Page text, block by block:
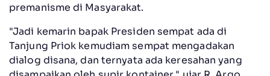
premanisme di Masyarakat.
"Jadi kemarin bapak Presiden sempat ada di
Tanjung Priok kemudiam sempat mengadakan
dialog disana, dan ternyata ada keresahan yang